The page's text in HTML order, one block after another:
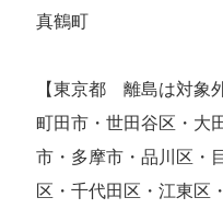
真鶴町
【東京都 離島は対象
町田市・世田谷区・大
市・多摩市・品川区・
区・千代田区・江東区